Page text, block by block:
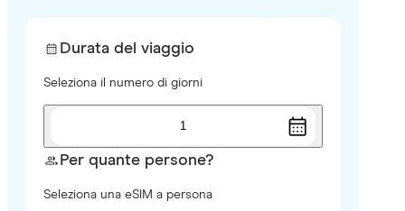
Durata del viaggio
Seleziona il numero di giorni
1
Per quante persone?
Seleziona una eSIM a persona